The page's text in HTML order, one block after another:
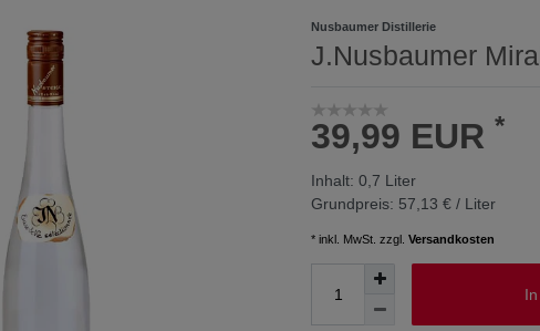
Nusbaumer Distillerie
J.Nusbaumer
39,99 EUR *
Inhalt: 0,7 Liter
Grundpreis: 57,13 € / Liter
* inkl. MwSt. zzgl. Versandkosten